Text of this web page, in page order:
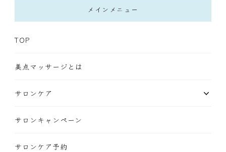
メインメニュー
TOP
美点マッサージとは
サロンケア
サロンキャンペーン
サロンケア予約